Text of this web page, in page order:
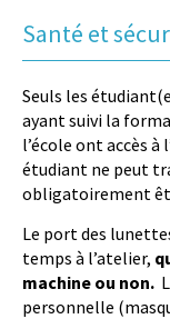
Santé et
Seuls les
ayant suivi la
l’école ont accès
étudiant ne peut
obligatoirement
Le port des
temps à l’atelier,
machine ou non.
personnelle